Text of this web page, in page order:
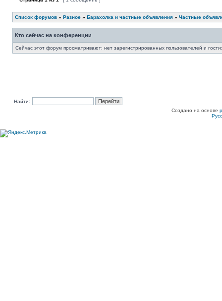
Список форумов » Разное » Барахолка и частные объявления » Частные
Кто сейчас на конференции
Сейчас этот форум просматривают: нет зарегистрированных пользователей и
Найти:
Создано на основе